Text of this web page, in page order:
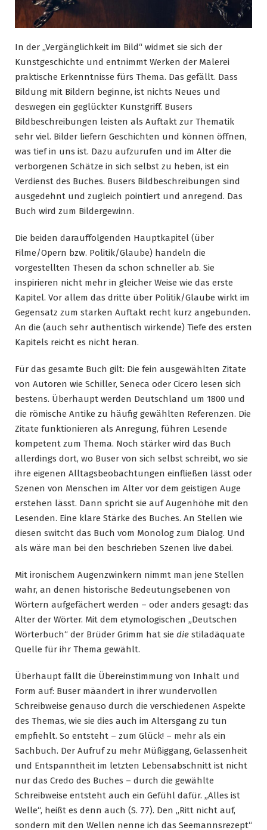
In der „Vergänglichkeit im Bild“ widmet sie sich der
Kunstgeschichte und entnimmt Werken der Malerei
praktische Erkenntnisse fürs Thema. Das gefällt. Dass
Bildung mit Bildern beginne, ist nichts Neues und
deswegen ein geglückter Kunstgriff. Busers
Bildbeschreibungen leisten als Auftakt zur Thematik
sehr viel. Bilder liefern Geschichten und können öffnen,
was tief in uns ist. Dazu aufzurufen und im Alter die
verborgenen Schätze in sich selbst zu heben, ist ein
Verdienst des Buches. Busers Bildbeschreibungen sind
ausgedehnt und zugleich pointiert und anregend. Das
Buch wird zum Bildergewinn.
Die beiden darauffolgenden Hauptkapitel (über
Filme/Opern bzw. Politik/Glaube) handeln die
vorgestellten Thesen da schon schneller ab. Sie
inspirieren nicht mehr in gleicher Weise wie das erste
Kapitel. Vor allem das dritte über Politik/Glaube wirkt im
Gegensatz zum starken Auftakt recht kurz angebunden.
An die (auch sehr authentisch wirkende) Tiefe des ersten
Kapitels reicht es nicht heran.
Für das gesamte Buch gilt: Die fein ausgewählten Zitate
von Autoren wie Schiller, Seneca oder Cicero lesen sich
bestens. Überhaupt werden Deutschland um 1800 und
die römische Antike zu häufig gewählten Referenzen. Die
Zitate funktionieren als Anregung, führen Lesende
kompetent zum Thema. Noch stärker wird das Buch
allerdings dort, wo Buser von sich selbst schreibt, wo sie
ihre eigenen Alltagsbeobachtungen einfließen lässt oder
Szenen von Menschen im Alter vor dem geistigen Auge
erstehen lässt. Dann spricht sie auf Augenhöhe mit den
Lesenden. Eine klare Stärke des Buches. An Stellen wie
diesen switcht das Buch vom Monolog zum Dialog. Und
als wäre man bei den beschrieben Szenen live dabei.
Mit ironischem Augenzwinkern nimmt man jene Stellen
wahr, an denen historische Bedeutungsebenen von
Wörtern aufgefächert werden – oder anders gesagt: das
Alter der Wörter. Mit dem etymologischen „Deutschen
Wörterbuch“ der Brüder Grimm hat sie die stiladäquate
Quelle für ihr Thema gewählt.
Überhaupt fällt die Übereinstimmung von Inhalt und
Form auf: Buser mäandert in ihrer wundervollen
Schreibweise genauso durch die verschiedenen Aspekte
des Themas, wie sie dies auch im Altersgang zu tun
empfiehlt. So entsteht – zum Glück! – mehr als ein
Sachbuch. Der Aufruf zu mehr Müßiggang, Gelassenheit
und Entspanntheit im letzten Lebensabschnitt ist nicht
nur das Credo des Buches – durch die gewählte
Schreibweise entsteht auch ein Gefühl dafür. „Alles ist
Welle“, heißt es denn auch (S. 77). Den „Ritt nicht auf,
sondern mit den Wellen nenne ich das Seemannsrezept“